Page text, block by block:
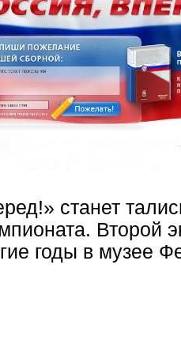
станет
Второй
годы в музее